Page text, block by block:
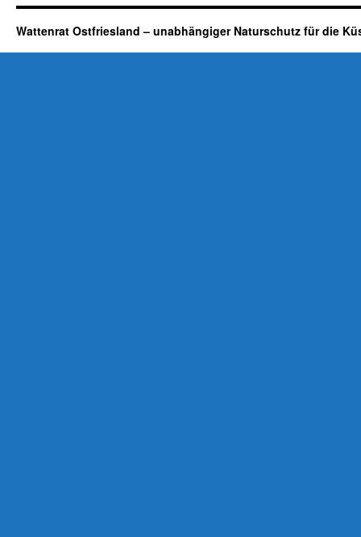
Wattenrat Ostfriesland – unabhängiger Naturschutz für die